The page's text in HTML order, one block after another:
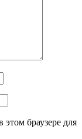
браузере для